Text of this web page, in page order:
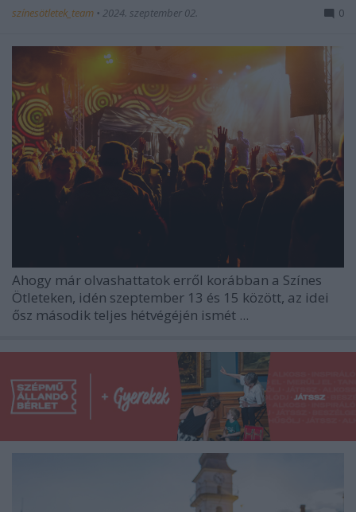
színesötletek_team • 2024. szeptember 02. 0
Ahogy már olvashattatok erről korábban a Színes
Ötleteken, idén szeptember 13 és 15 között, az idei
ősz második teljes hétvégéjén ismét ...